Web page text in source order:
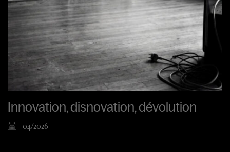
Innovation, disnovation, dévolution
04/2026